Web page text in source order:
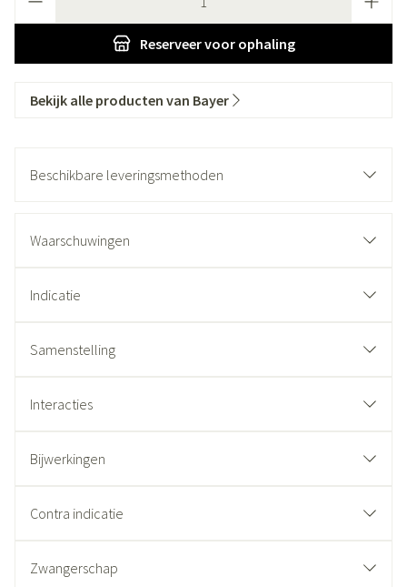
Reserveervoor ophaling
Bekijk alle producten van Bayer
Beschikbare leveringsmethoden
Waarschuwingen
Indicatie
Samenstelling
Interacties
Bijwerkingen
Contra indicatie
Zwangerschap